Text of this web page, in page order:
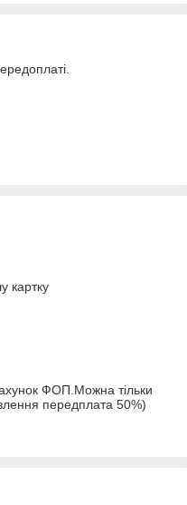
картку
ФОП.Можна тільки
передплата 50%)